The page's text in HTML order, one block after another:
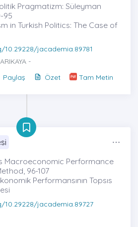
Pragmatizm: Süleyman
95
in Turkish Politics: The Case of
jacademia.89781
-
Paylaş
Özet Tam Metin
Macroeconomic Performance
96-107
Performansının Topsıs
jacademia.89727